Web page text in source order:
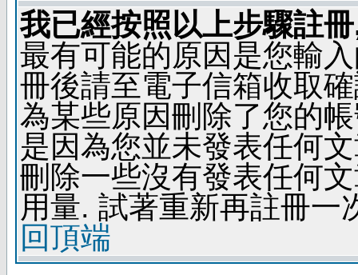
我已經按照以上步驟註
最有可能的原因是您輸
冊後請至電子信箱收取
為某些原因刪除了您的
是因為您並未發表任何
刪除一些沒有發表任何
用量. 試著重新再註冊一
回頂端